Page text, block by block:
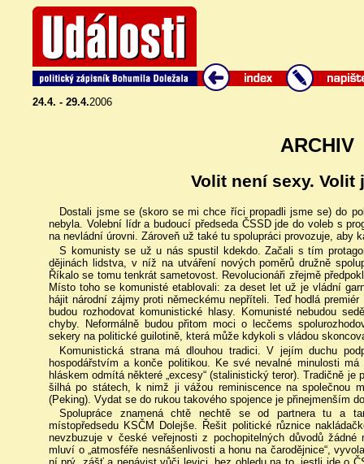
24.4. - 29.4.2006
ARCHIV
Volit není sexy. Volit
Dostali jsme se (skoro se mi chce říci propadli jsme se) do
nebyla. Volební lídr a budoucí předseda ČSSD jde do voleb s
na nevládní úrovni. Zároveň už také tu spolupráci provozuje, aby
S komunisty se už u nás spustil kdekdo. Začali s tím
dějinách lidstva, v níž na utváření nových poměrů družně
Říkalo se tomu tenkrát sametovost. Revolucionáři zřejmě
Místo toho se komunisté etablovali: za deset let už je vládní
hájit národní zájmy proti německému nepříteli. Teď hodlá
budou rozhodovat komunistické hlasy. Komunisté nebudou
chyby. Neformálně budou přitom moci o lecčems
sekery na politické guilotině, která může kdykoli s vládou
Komunistická strana má dlouhou tradici. V jejím duchu
hospodářstvím a konče politikou. Ke své nevalné minulosti
hláskem odmítá některé „excesy“ (stalinistický teror). Tradičně
šilhá po státech, k nimž ji vážou reminiscence na společnou
(Peking). Vydat se do rukou takového spojence je přinejmenším
Spolupráce znamená chtě nechtě se od partnera tu a
místopředsedu KSČM Dolejše. Řešit politické různice
nevzbuzuje v české veřejnosti z pochopitelných důvodů
mluví o „atmosféře nesnášenlivosti a honu na čarodějnice“,